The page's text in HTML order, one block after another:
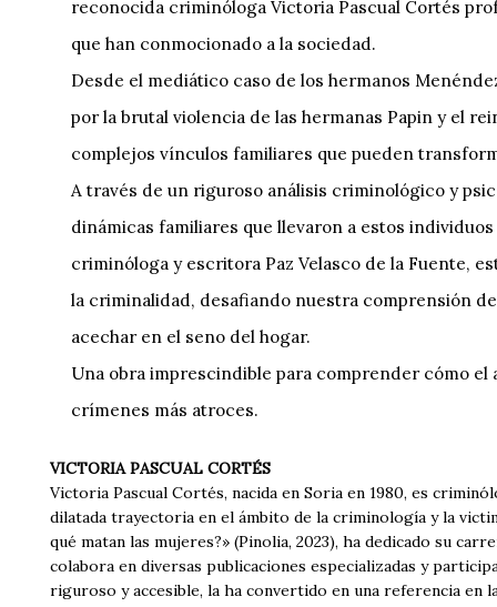
reconocida criminóloga Victoria Pascual Cortés
que han conmocionado a la sociedad.
Desde el mediático caso de los hermanos
por la brutal violencia de las hermanas Papin y el
complejos vínculos familiares que pueden
A través de un riguroso análisis criminológico y
dinámicas familiares que llevaron a estos
criminóloga y escritora Paz Velasco de la Fuente,
la criminalidad, desafiando nuestra comprensión
acechar en el seno del hogar.
Una obra imprescindible para comprender cómo
crímenes más atroces.
VICTORIA PASCUAL CORTÉS
Victoria Pascual Cortés, nacida en Soria en 1980, es
dilatada trayectoria en el ámbito de la criminología y la
qué matan las mujeres?» (Pinolia, 2023), ha dedicado su
colabora en diversas publicaciones especializadas y
riguroso y accesible, la ha convertido en una referencia en